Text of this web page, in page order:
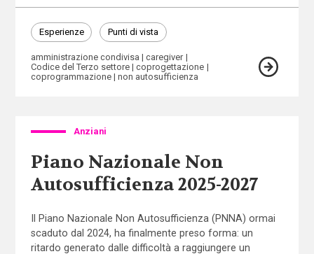
Esperienze Punti di vista
amministrazione condivisa
caregiver
Codice del Terzo settore
coprogettazione
coprogrammazione
non autosufficienza
Anziani
Piano Nazionale Non
Autosufficienza 2025-2027
Il Piano Nazionale Non Autosufficienza (PNNA) ormai
scaduto dal 2024, ha finalmente preso forma: un
ritardo generato dalle difficoltà a raggiungere un